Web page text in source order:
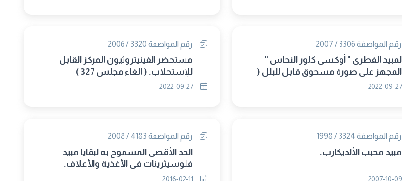
رقم المواصفة 3306 / 2007
لمبيد الفطرى " أوكسى كلور النحاس "
المجهز على صورة مسحوق قابل للبلل (
الغاء مجلس 327 )
رقم المواصفة 3320 / 2006
مستحضر الفينيتروثيون المركز القابل
للإستحلاب. ( الغاء مجلس 327 )
رقم المواصفة 3324 / 1998
مبيد محبب الألديكارب.
رقم المواصفة 4183 / 2008
الحد الأقصى المسموح به لبقايا مبيد
فلوسيثرينات فى الأغذية والأعلاف.